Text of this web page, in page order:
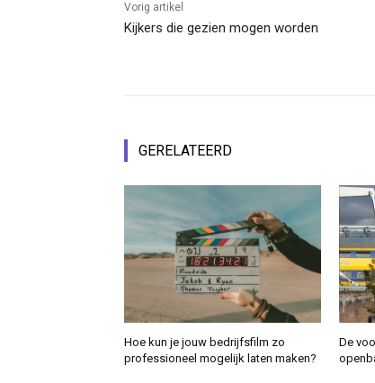
Vorig artikel
Kijkers die gezien mogen worden
GERELATEERD
Hoe kun je jouw bedrijfsfilm zo
professioneel mogelijk laten maken?
De